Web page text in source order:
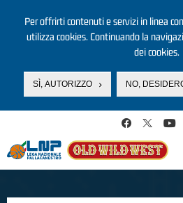
Per offrirti contenuti e servizi in linea
utilizza cookies. Continuando la
dei cookies.
SÌ, AUTORIZZO NO,